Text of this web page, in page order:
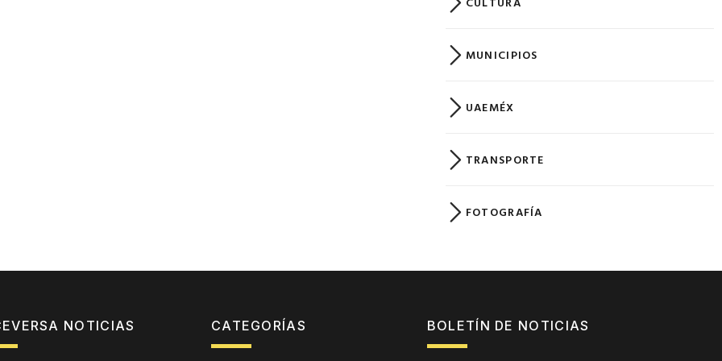
MUNICIPIOS
UAEMÉX
TRANSPORTE
FOTOGRAFÍA
NOTICIAS CATEGORÍAS BOLETÍN DE NOTICIAS